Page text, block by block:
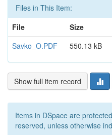
Files in This Item:
File
Size
Savko_O.PDF
550.13 kB
Show full item record
Items in DSpace are
reserved, unless otherwise